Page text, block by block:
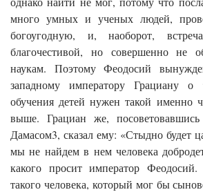
много умных и ученых людей,
богоугодную, и, наоборот,
благочестивой, но совершенно не
наукам. Поэтому Феодосий
западному императору Грациану
обучения детей нужен такой именно
выше. Грациан же,
Дамасом3, сказал ему: «Стыдно будет
мы не найдем в нем человека
какого просит император
такого человека, который мог бы